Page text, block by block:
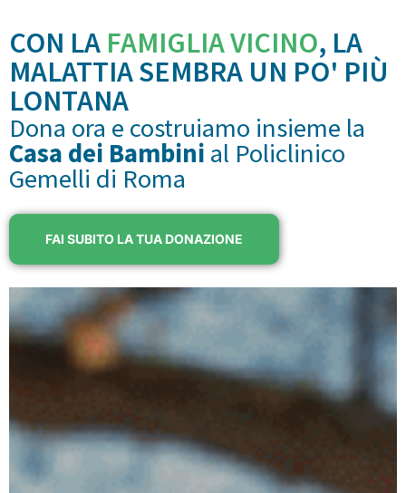
CON LA FAMIGLIA VICINO, LA
MALATTIA SEMBRA UN PO' PIÙ
LONTANA
Dona ora e costruiamo insieme la
Casa dei Bambini al Policlinico
Gemelli di Roma
FAI SUBITO LA TUA DONAZIONE